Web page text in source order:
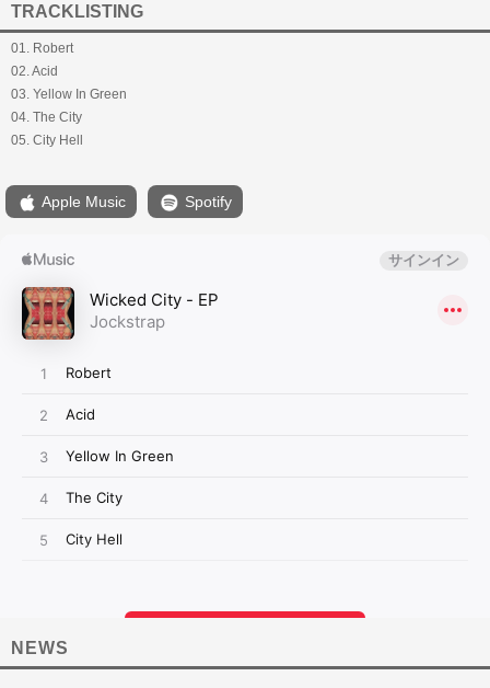
TRACKLISTING
01. Robert
02. Acid
03. Yellow In Green
04. The City
05. City Hell
Apple Music Spotify
NEWS